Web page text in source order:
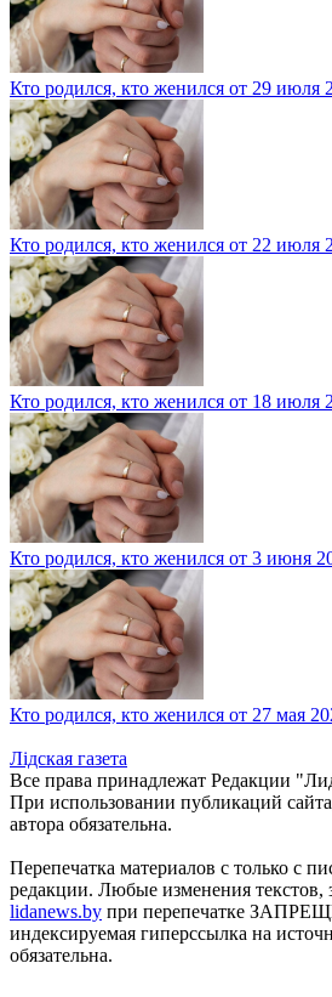
Кто родился, кто женился от 29 июля
Кто родился, кто женился от 22 июля
Кто родился, кто женился от 18 июля
Кто родился, кто женился от 3 июня
Кто родился, кто женился от 27 мая
Лiдская газета
Все права принадлежат Редакции
При использовании публикаций
автора обязательна.
Перепечатка материалов c только с
редакции. Любые изменения текстов,
lidanews.by при перепечатке
индексируемая гиперссылка на
обязательна.